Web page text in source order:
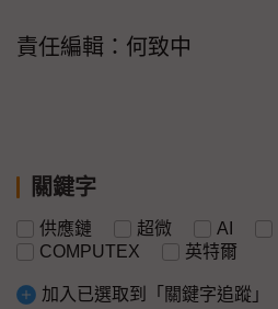
責任編輯：何致中
關鍵字
供應鏈 超微 AI
COMPUTEX
英特爾
加入已選取到「關鍵字追蹤」